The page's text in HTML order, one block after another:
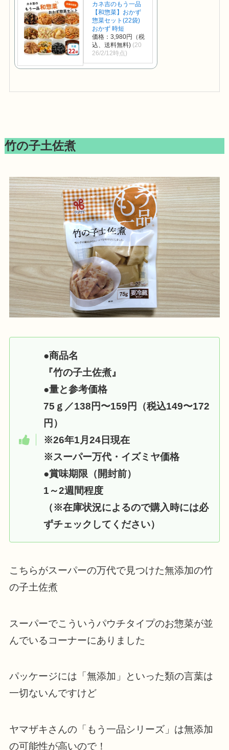
カネ吉のもう一品
【和惣菜】おかず
惣菜セット(22袋)
おかず 時短
価格：3,980円（税
込、送料無料) (20
26/2/12時点)
竹の子土佐煮
●商品名
『竹の子土佐煮』
●量と参考価格
75ｇ／138円〜159円（税込149〜172
円）
※26年1月24日現在
※スーパー万代・イズミヤ価格
●賞味期限（開封前）
1～2週間程度
（※在庫状況によるので購入時には必
ずチェックしてください）
こちらがスーパーの万代で見つけた無添加の竹
の子土佐煮
スーパーでこういうパウチタイプのお惣菜が並
んでいるコーナーにありました
パッケージには「無添加」といった類の言葉は
一切ないんですけど
ヤマザキさんの「もう一品シリーズ」は無添加
の可能性が高いので！